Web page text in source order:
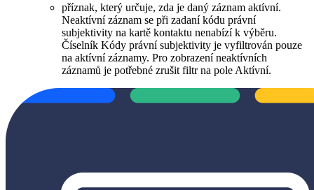
příznak, který určuje, zda je daný záznam aktívní.
Neaktívní záznam se při zadaní kódu právní
subjektivity na kartě kontaktu nenabízí k výběru.
Číselník Kódy právní subjektivity je vyfiltrován pouze
na aktívní záznamy. Pro zobrazení neaktívních
záznamů je potřebné zrušit filtr na pole Aktívní.